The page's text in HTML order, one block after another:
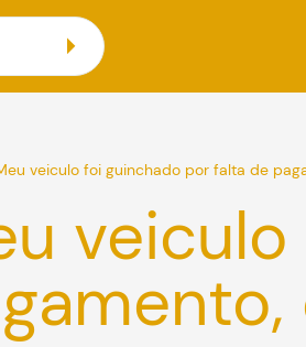
veiculo foi guinchado por falta de